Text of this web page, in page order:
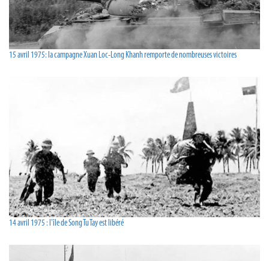
15 avril 1975: la campagne Xuan Loc-Long Khanh remporte de nombreuses victoires
14 avril 1975 : l'île de Song Tu Tay est libéré